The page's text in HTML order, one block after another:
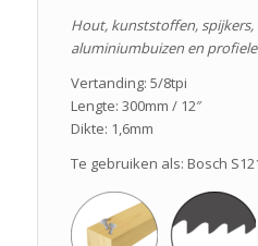
Hout, kunststoffen, spijkers,
aluminiumbuizen en
Vertanding: 5/8tpi
Lengte: 300mm / 12″
Dikte: 1,6mm
Te gebruiken als: Bosch